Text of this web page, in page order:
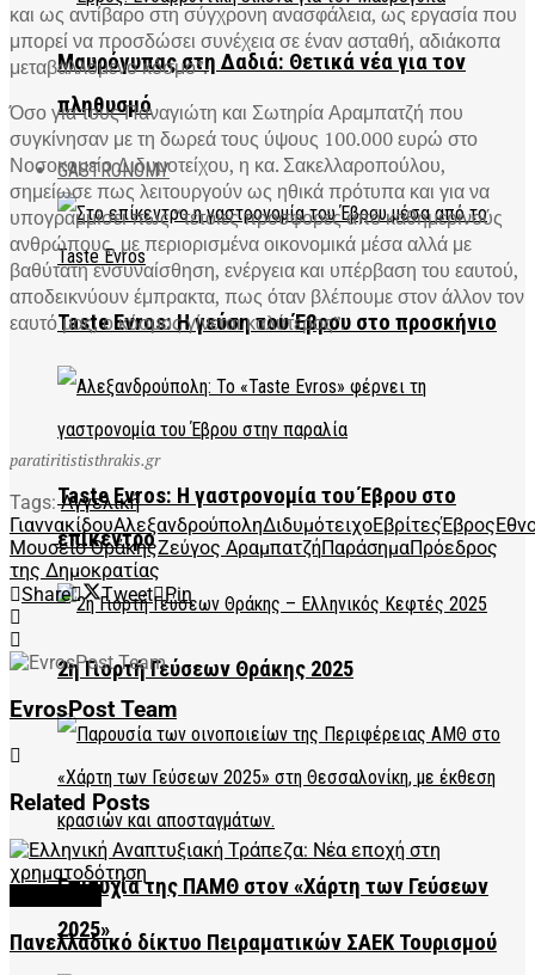
Μαυρόγυπας στη Δαδιά: Θετικά νέα για τον
πληθυσμό
GASTRONOMY
Taste Evros: Η γεύση του Έβρου στο προσκήνιο
Taste Evros: Η γαστρονομία του Έβρου στο
επίκεντρο
2η Γιορτή Γεύσεων Θράκης 2025
Επιτυχία της ΠΑΜΘ στον «Χάρτη των Γεύσεων
2025»
και ως αντίβαρο στη σύγχρονη ανασφάλεια, ως εργασία που
μπορεί να προσδώσει συνέχεια σε έναν ασταθή, αδιάκοπα
μεταβαλλόμενο κόσμο”.
Όσο για τους Παναγιώτη και Σωτηρία Αραμπατζή που
συγκίνησαν με τη δωρεά τους ύψους 100.000 ευρώ στο
Νοσοκομείο Διδυμοτείχου, η κα. Σακελλαροπούλου,
σημείωσε πως λειτουργούν ως ηθικά πρότυπα και για να
υπογραμμίσει πως “τέτοιες προσφορές από καθημερινούς
ανθρώπους, με περιορισμένα οικονομικά μέσα αλλά με
βαθύτατη ενσυναίσθηση, ενέργεια και υπέρβαση του εαυτού,
αποδεικνύουν έμπρακτα, πως όταν βλέπουμε στον άλλον τον
εαυτό μας, ο κόσμος γίνεται καλύτερος”.
paratiritististhrakis.gr
Tags: Αγγελική
ΓιαννακίδουΑλεξανδρούποληΔιδυμότειχοΕβρίτεςΈβρος
Μουσείο ΘράκηςΖεύγος ΑραμπατζήΠαράσημαΠρόεδρος
της Δημοκρατίας
Share
Tweet Pin
EvrosPost Team
Related Posts
Πανελλαδικό δίκτυο Πειραματικών ΣΑΕΚ Τουρισμού